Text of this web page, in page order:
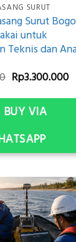
SURUT
Surut
untuk
Teknis dan
Original
price
was:
Rp3.500.000.
Rp3.300.000
BUY VIA